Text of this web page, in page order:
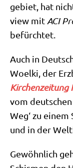
ge­biet, hat
view mit ACI
befürchtet.
Auch in
Woel­ki, der
Kir­chen­zei­tung
vom
Weg‘ zu
und in der
Gewöhn­lich